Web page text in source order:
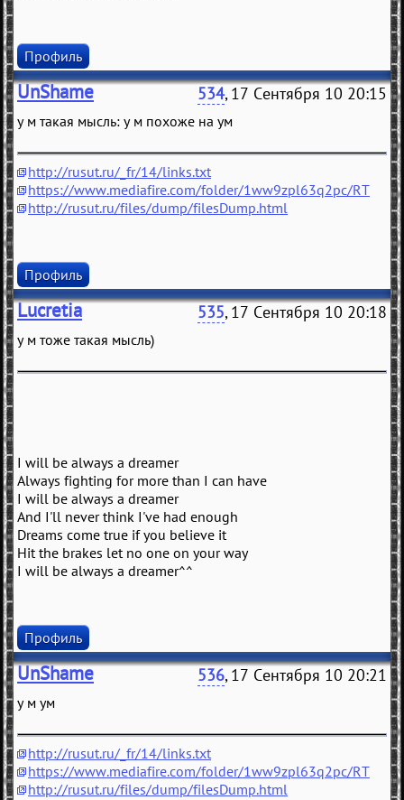
Профиль
UnShame 534, 17 Сентября 10 20:15
у м такая мысль: у м похоже на ум
http://rusut.ru/_fr/14/links.txt
https://www.mediafire.com/folder/1ww9zpl63q2pc/RT
http://rusut.ru/files/dump/filesDump.html
Профиль
Lucretia 535, 17 Сентября 10 20:18
у м тоже такая мысль)
I will be always a dreamer
Always fighting for more than I can have
I will be always a dreamer
And I'll never think I've had enough
Dreams come true if you believe it
Hit the brakes let no one on your way
I will be always a dreamer^^
Профиль
UnShame 536, 17 Сентября 10 20:21
у м ум
http://rusut.ru/_fr/14/links.txt
https://www.mediafire.com/folder/1ww9zpl63q2pc/RT
http://rusut.ru/files/dump/filesDump.html